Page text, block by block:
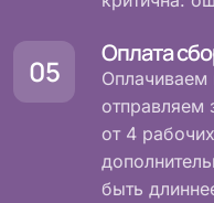
Оплата
Оплачиваем
отправляем
от 4
быть